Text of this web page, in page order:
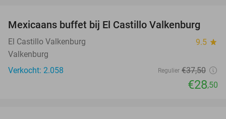
24%
Mexicaans buffet bij El Castillo Valkenburg
El Castillo Valkenburg 9.5 star
Valkenburg
Verkocht: 2.058
Regulier €37,50
€28,50